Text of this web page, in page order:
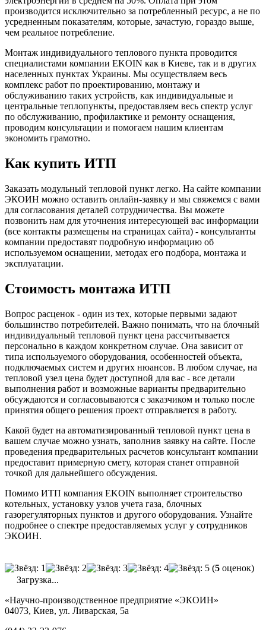
производится исключительно за потребленный ресурс, а не по
усредненным показателям, которые, зачастую, гораздо выше,
чем реальное потребление.
Монтаж индивидуального теплового пункта проводится
специалистами компании EKOIN как в Киеве, так и в других
населенных пунктах Украины. Мы осуществляем весь
комплекс работ по проектированию, монтажу и
обслуживанию таких устройств, как индивидуальные и
центральные теплопункты, предоставляем весь спектр услуг
по обслуживанию, профилактике и ремонту оснащения,
проводим консультации и помогаем нашим клиентам
экономить грамотно.
Как купить ИТП
Заказать модульный тепловой пункт легко. На сайте компании
ЭКОИН можно оставить онлайн-заявку и мы свяжемся с вами
для согласования деталей сотрудничества. Вы можете
позвонить нам для уточнения интересующей вас информации
(все контакты размещены на страницах сайта) - консультанты
компании предоставят подробную информацию об
используемом оснащении, методах его подбора, монтажа и
эксплуатации.
Стоимость монтажа ИТП
Вопрос расценок - один из тех, которые первыми задают
большинство потребителей. Важно понимать, что на блочный
индивидуальный тепловой пункт цена рассчитывается
персонально в каждом конкретном случае. Она зависит от
типа используемого оборудования, особенностей объекта,
подключаемых систем и других нюансов. В любом случае, на
тепловой узел цена будет доступной для вас - все детали
выполнения работ и возможные варианты предварительно
обсуждаются и согласовываются с заказчиком и только после
принятия общего решения проект отправляется в работу.
Какой будет на автоматизированный тепловой пункт цена в
вашем случае можно узнать, заполнив заявку на сайте. После
проведения предварительных расчетов консультант компании
предоставит примерную смету, которая станет отправной
точкой для дальнейшего обсуждения.
Помимо ИТП компания EKOIN выполняет строительство
котельных, установку узлов учета газа, блочных
газорегуляторных пунктов и другого оборудования. Узнайте
подробнее о спектре предоставляемых услуг у сотрудников
ЭКОИН.
(5 оценок)
Загрузка...
«Научно-производственное предприятие «ЭКОИН»
04073, Киев, ул. Ливарская, 5а